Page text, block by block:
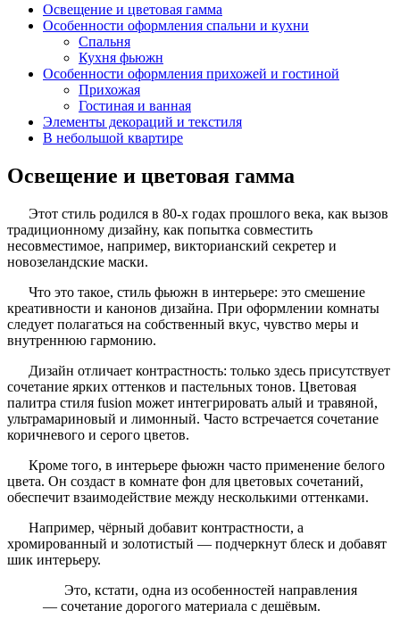
Освещение и цветовая гамма
Особенности оформления спальни и кухни
Спальня
Кухня фьюжн
Особенности оформления прихожей и гостиной
Прихожая
Гостиная и ванная
Элементы декораций и текстиля
В небольшой квартире
Освещение и цветовая гамма
Этот стиль родился в 80-х годах прошлого века, как вызов
традиционному дизайну, как попытка совместить
несовместимое, например, викторианский секретер и
новозеландские маски.
Что это такое, стиль фьюжн в интерьере: это смешение
креативности и канонов дизайна. При оформлении комнаты
следует полагаться на собственный вкус, чувство меры и
внутреннюю гармонию.
Дизайн отличает контрастность: только здесь присутствует
сочетание ярких оттенков и пастельных тонов. Цветовая
палитра стиля fusion может интегрировать алый и травяной,
ультрамариновый и лимонный. Часто встречается сочетание
коричневого и серого цветов.
Кроме того, в интерьере фьюжн часто применение белого
цвета. Он создаст в комнате фон для цветовых сочетаний,
обеспечит взаимодействие между несколькими оттенками.
Например, чёрный добавит контрастности, а
хромированный и золотистый — подчеркнут блеск и добавят
шик интерьеру.
Это, кстати, одна из особенностей направления
— сочетание дорогого материала с дешёвым.